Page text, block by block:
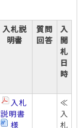
入札説
明書
質問
回答
入
開
札
日
時
入札
説明書
様
≪
入
札